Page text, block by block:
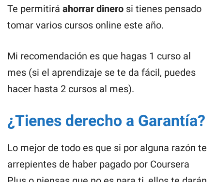
Te permitirá ahorrar dinero si tienes pensado
tomar varios cursos online este año.
Mi recomendación es que hagas 1 curso al
mes (si el aprendizaje se te da fácil, puedes
hacer hasta 2 cursos al mes).
¿Tienes derecho a Garantía?
Lo mejor de todo es que si por alguna razón te
arrepientes de haber pagado por Coursera